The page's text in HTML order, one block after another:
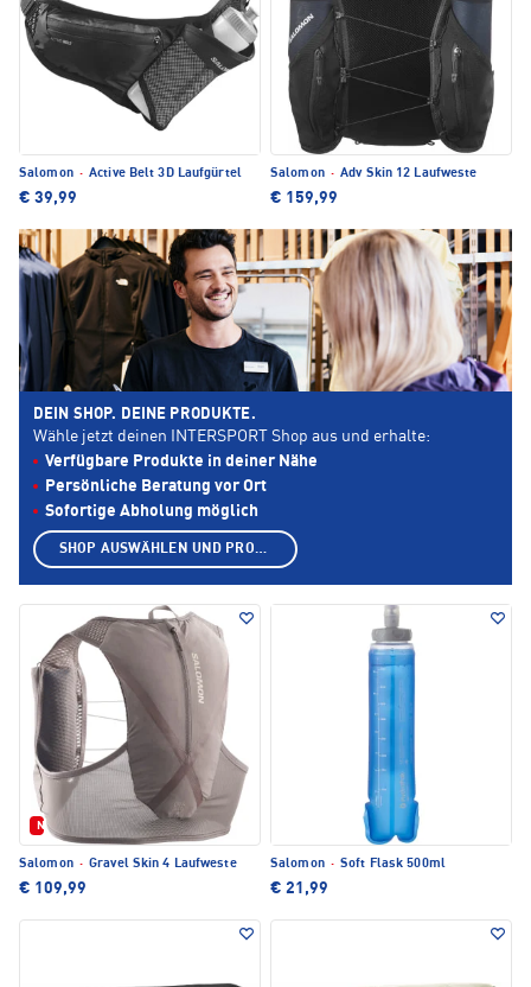
Salomon · Active Belt 3D Laufgürtel
€ 39,99
Salomon · Adv Skin 12 Laufweste
€ 159,99
Neu
Salomon · Gravel Skin 4 Laufweste
€ 109,99
Salomon · Soft Flask 500ml
€ 21,99
DEIN SHOP. DEINE PRODUKTE.
Wähle jetzt deinen INTERSPORT Shop aus und erhalte:
Verfügbare Produkte in deiner Nähe
Persönliche Beratung vor Ort
Sofortige Abholung möglich
SHOP AUSWÄHLEN UND PRODUKTE ANZEIGEN